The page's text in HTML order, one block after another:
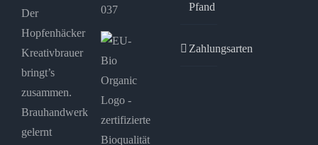
Der
Hopfenhäcker
Kreativbrauer
bringt’s
zusammen.
Brauhandwerk
gelernt
037
Pfand
Zahlungsarten